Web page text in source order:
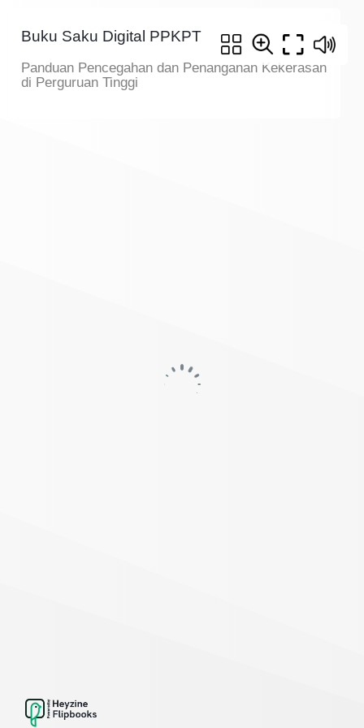
Buku Saku Digital PPKPT
Panduan Pencegahan dan Penanganan Kekerasan
di Perguruan Tinggi